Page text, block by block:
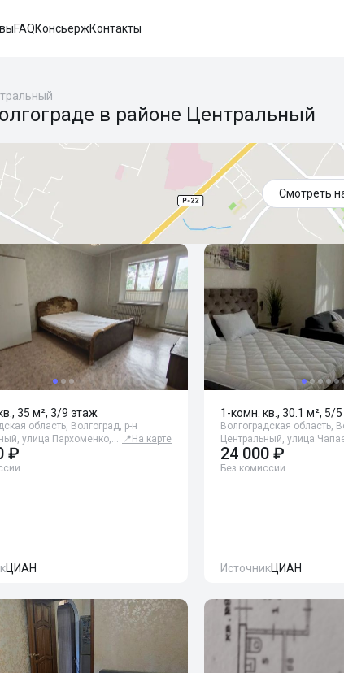
FAQКонсьержКонтакты
в районе Центральный
Смотреть
35 м², 3/9 этаж
область, Волгоград, р-н
улица Пархоменко,… 📍 На карте
₽
ЦИАН
1-комн. кв., 30.1 м², 5/
Волгоградская область,
Центральный, улица
24 000 ₽
Без комиссии
ИсточникЦИАН